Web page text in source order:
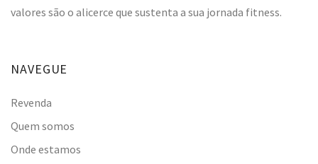
valores são o alicerce que sustenta a sua jornada fitness.
NAVEGUE
Revenda
Quem somos
Onde estamos